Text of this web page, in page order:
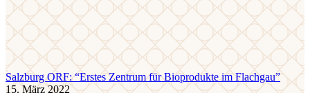
Salzburg ORF: “Erstes Zentrum für Bioprodukte im Flachgau”
15. März 2022